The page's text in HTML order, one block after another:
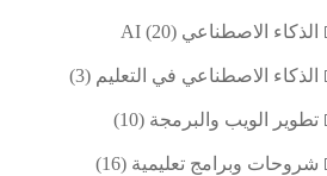
الذكاء الاصطناعي AI (20)
الذكاء الاصطناعي في التعليم
تطوير الويب والبرمجة
شروحات وبرامج تعليمية